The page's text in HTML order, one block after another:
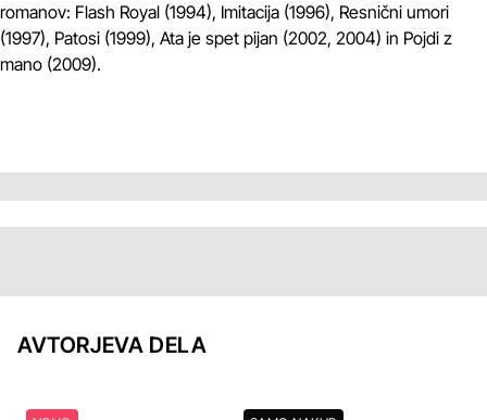
romanov: Flash Royal (1994), Imitacija (1996), Resnični umori
(1997), Patosi (1999), Ata je spet pijan (2002, 2004) in Pojdi z
mano (2009).
AVTORJEVA DELA